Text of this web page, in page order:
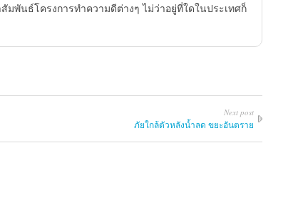
มพันธ์โครงการทำความดีต่างๆ ไม่ว่าอยู่ที่ใดในประเทศก็
Next post
ภัยใกล้ตัวหลังน้ำลด ขยะอันตราย